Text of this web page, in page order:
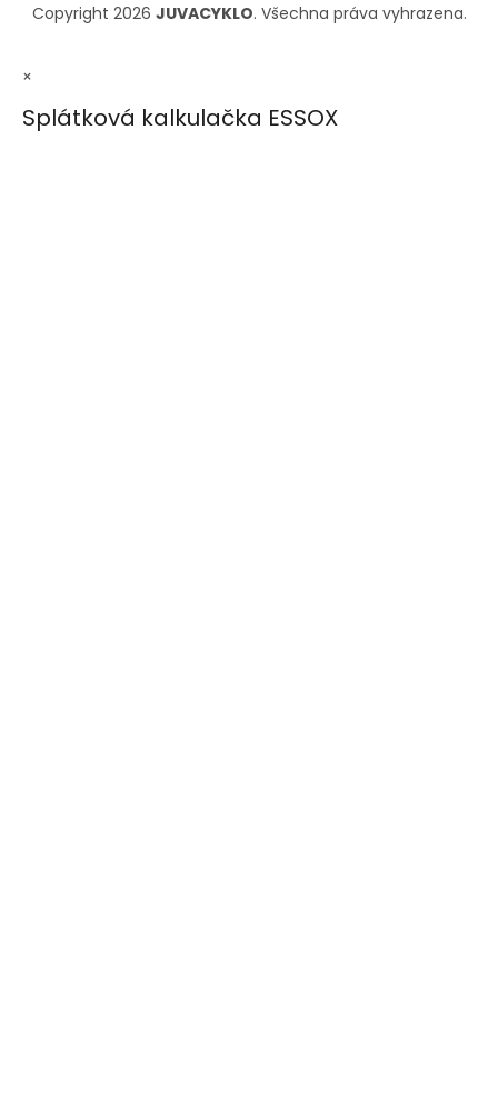
Copyright 2026 JUVACYKLO. Všechna práva vyhrazena.
×
Splátková kalkulačka ESSOX